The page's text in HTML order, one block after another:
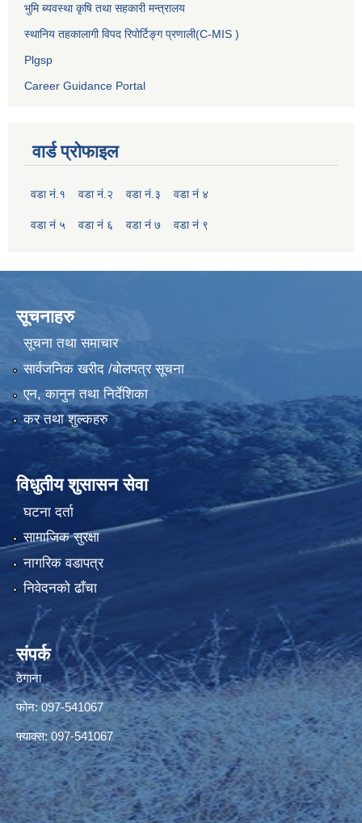
भुमि ब्यवस्था कृषि तथा सहकारी मन्त्रालय
स्थानिय तहकालागी विपद रिपोर्टिङ्ग प्रणाली(C-MIS )
Plgsp
Career Guidance Portal
वार्ड प्रोफाइल
वडा नं.१ वडा नं.२ वडा नं.३ वडा नं ४
वडा नं ५ वडा नं ६ वडा नं ७ वडा नं ९
सूचनाहरु
सूचना तथा समाचार
सार्वजनिक खरीद /बोलपत्र सूचना
एन, कानुन तथा निर्देशिका
कर तथा शुल्कहरु
विधुतीय शुसासन सेवा
घटना दर्ता
सामाजिक सुरक्षा
नागरिक वडापत्र
निवेदनको ढाँचा
संपर्क
ठेगाना
फोन: 097-541067
फ्याक्स: 097-541067